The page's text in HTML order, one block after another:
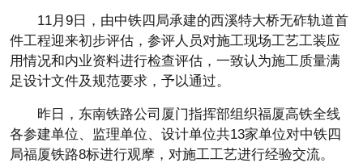
11月9日，由中铁四局承建的西溪特大桥无砟轨道首
件工程迎来初步评估，参评人员对施工现场工艺工装应
用情况和内业资料进行检查评估，一致认为施工质量满
足设计文件及规范要求，予以通过。
昨日，东南铁路公司厦门指挥部组织福厦高铁全线
各参建单位、监理单位、设计单位共13家单位对中铁四
局福厦铁路8标进行观摩，对施工工艺进行经验交流。